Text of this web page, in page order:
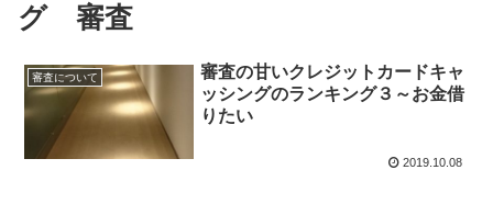
グ 審査
審査について
審査の甘いクレジットカードキャ
ッシングのランキング３～お金借
りたい
2019.10.08